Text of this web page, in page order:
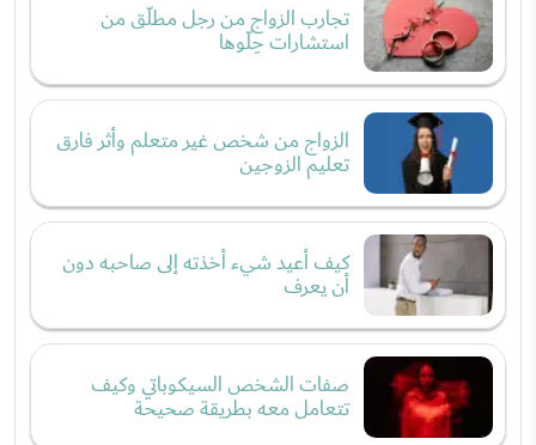
تجارب الزواج من رجل مطلّق من
استشارات حِلّوها
الزواج من شخص غير متعلم وأثر فارق
تعليم الزوجين
كيف أعيد شيء أخذته إلى صاحبه دون
أن يعرف
صفات الشخص السيكوباتي وكيف
تتعامل معه بطريقة صحيحة